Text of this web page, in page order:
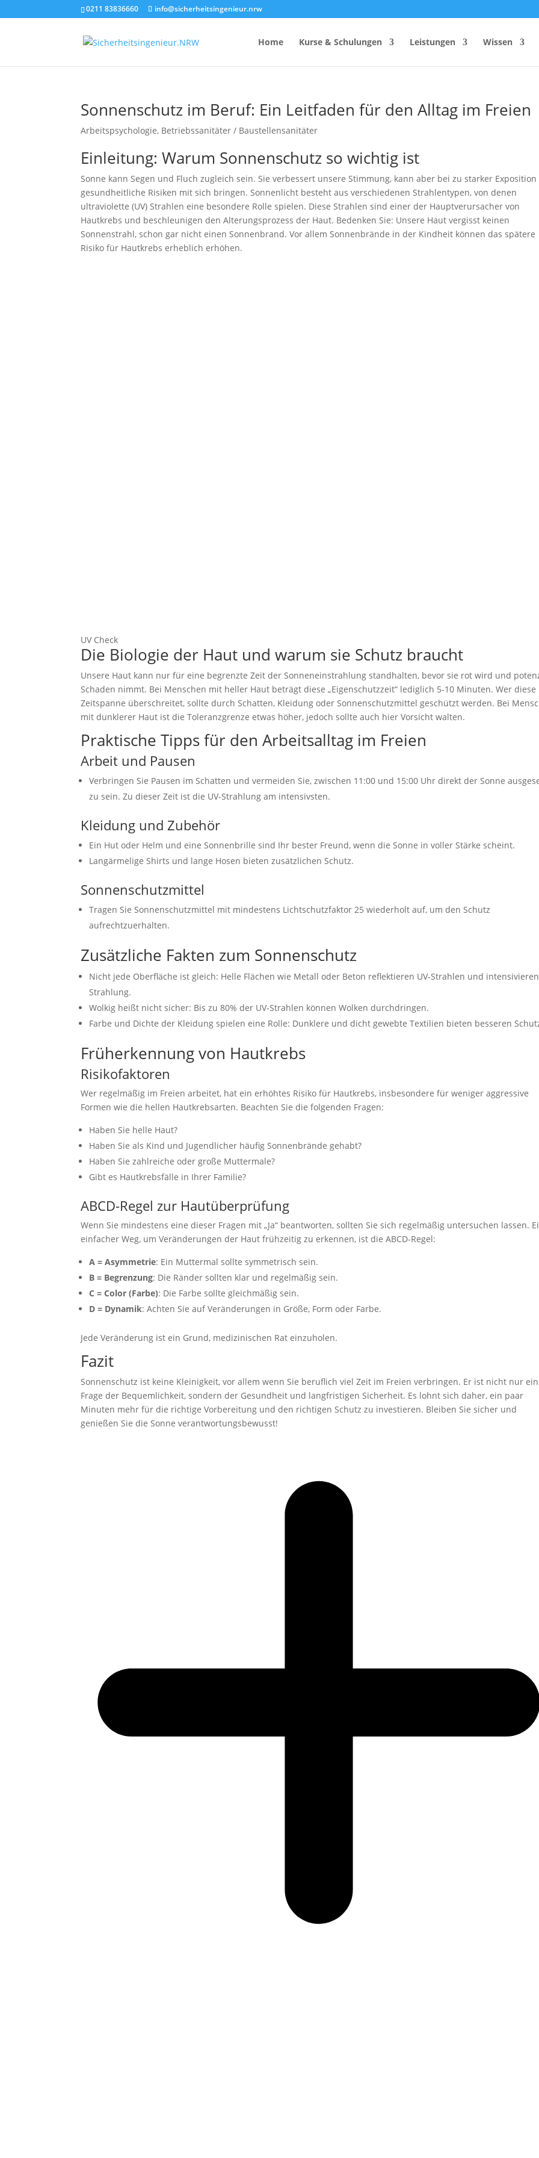
0211 83836660 info@sicherheitsingenieur.nrw
Home Kurse & Schulungen Leistungen Wissen
Anzahl Sicherheitsbeauftragter
Vorschrift 2
SiGeKo-Honorarrechner
Schneelast-Rechner
Zurrmittel & Ladungssicherung
Sonnenschutz im Beruf: Ein Leitfaden für den Alltag im Freien
Arbeitspsychologie, Betriebssanitäter / Baustellensanitäter
Einleitung: Warum Sonnenschutz so wichtig ist
Sonne kann Segen und Fluch zugleich sein. Sie verbessert unsere Stimmung, kann aber bei zu starker Exposition
gesundheitliche Risiken mit sich bringen. Sonnenlicht besteht aus verschiedenen Strahlentypen, von denen
ultraviolette (UV) Strahlen eine besondere Rolle spielen. Diese Strahlen sind einer der Hauptverursacher von
Hautkrebs und beschleunigen den Alterungsprozess der Haut. Bedenken Sie: Unsere Haut vergisst keinen
Sonnenstrahl, schon gar nicht einen Sonnenbrand. Vor allem Sonnenbrände in der Kindheit können das spätere
Risiko für Hautkrebs erheblich erhöhen.
UV Check
Die Biologie der Haut und warum sie Schutz braucht
Unsere Haut kann nur für eine begrenzte Zeit der Sonneneinstrahlung standhalten, bevor sie rot wird und
Schaden nimmt. Bei Menschen mit heller Haut beträgt diese „Eigenschutzzeit“ lediglich 5-10 Minuten. Wer diese
Zeitspanne überschreitet, sollte durch Schatten, Kleidung oder Sonnenschutzmittel geschützt werden. Bei
mit dunklerer Haut ist die Toleranzgrenze etwas höher, jedoch sollte auch hier Vorsicht walten.
Praktische Tipps für den Arbeitsalltag im Freien
Arbeit und Pausen
Verbringen Sie Pausen im Schatten und vermeiden Sie, zwischen 11:00 und 15:00 Uhr direkt der Sonne
zu sein. Zu dieser Zeit ist die UV-Strahlung am intensivsten.
Kleidung und Zubehör
Ein Hut oder Helm und eine Sonnenbrille sind Ihr bester Freund, wenn die Sonne in voller Stärke scheint.
Langärmelige Shirts und lange Hosen bieten zusätzlichen Schutz.
Sonnenschutzmittel
Tragen Sie Sonnenschutzmittel mit mindestens Lichtschutzfaktor 25 wiederholt auf, um den Schutz
aufrechtzuerhalten.
Zusätzliche Fakten zum Sonnenschutz
Nicht jede Oberfläche ist gleich: Helle Flächen wie Metall oder Beton reflektieren UV-Strahlen und
Strahlung.
Wolkig heißt nicht sicher: Bis zu 80% der UV-Strahlen können Wolken durchdringen.
Farbe und Dichte der Kleidung spielen eine Rolle: Dunklere und dicht gewebte Textilien bieten besseren
Früherkennung von Hautkrebs
Risikofaktoren
Wer regelmäßig im Freien arbeitet, hat ein erhöhtes Risiko für Hautkrebs, insbesondere für weniger aggressive
Formen wie die hellen Hautkrebsarten. Beachten Sie die folgenden Fragen:
Haben Sie helle Haut?
Haben Sie als Kind und Jugendlicher häufig Sonnenbrände gehabt?
Haben Sie zahlreiche oder große Muttermale?
Gibt es Hautkrebsfälle in Ihrer Familie?
ABCD-Regel zur Hautüberprüfung
Wenn Sie mindestens eine dieser Fragen mit „Ja“ beantworten, sollten Sie sich regelmäßig untersuchen lassen.
einfacher Weg, um Veränderungen der Haut frühzeitig zu erkennen, ist die ABCD-Regel:
A = Asymmetrie: Ein Muttermal sollte symmetrisch sein.
B = Begrenzung: Die Ränder sollten klar und regelmäßig sein.
C = Color (Farbe): Die Farbe sollte gleichmäßig sein.
D = Dynamik: Achten Sie auf Veränderungen in Größe, Form oder Farbe.
Jede Veränderung ist ein Grund, medizinischen Rat einzuholen.
Fazit
Sonnenschutz ist keine Kleinigkeit, vor allem wenn Sie beruflich viel Zeit im Freien verbringen. Er ist nicht nur
Frage der Bequemlichkeit, sondern der Gesundheit und langfristigen Sicherheit. Es lohnt sich daher, ein paar
Minuten mehr für die richtige Vorbereitung und den richtigen Schutz zu investieren. Bleiben Sie sicher und
genießen Sie die Sonne verantwortungsbewusst!